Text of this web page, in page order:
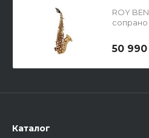
ROY
50 990
Каталог